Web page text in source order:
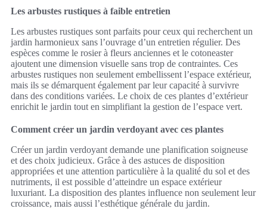
Les arbustes rustiques à faible entretien
Les arbustes rustiques sont parfaits pour ceux qui recherchent un
jardin harmonieux sans l’ouvrage d’un entretien régulier. Des
espèces comme le rosier à fleurs anciennes et le cotoneaster
ajoutent une dimension visuelle sans trop de contraintes. Ces
arbustes rustiques non seulement embellissent l’espace extérieur,
mais ils se démarquent également par leur capacité à survivre
dans des conditions variées. Le choix de ces plantes d’extérieur
enrichit le jardin tout en simplifiant la gestion de l’espace vert.
Comment créer un jardin verdoyant avec ces plantes
Créer un jardin verdoyant demande une planification soigneuse
et des choix judicieux. Grâce à des astuces de disposition
appropriées et une attention particulière à la qualité du sol et des
nutriments, il est possible d’atteindre un espace extérieur
luxuriant. La disposition des plantes influence non seulement leur
croissance, mais aussi l’esthétique générale du jardin.